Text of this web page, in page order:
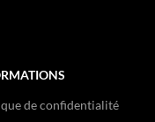
de confidentialité